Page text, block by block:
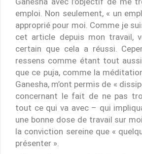
emploi. Non seulement, « un
approprié pour moi. Comme je
cet article depuis mon travail,
certain que cela a réussi.
ressens comme étant tout
que ce puja, comme la
Ganesha, m’ont permis de «
concernant le fait de ne pas
tout ce qui va avec – qui
une bonne dose de travail sur
la conviction sereine que «
présenter ».